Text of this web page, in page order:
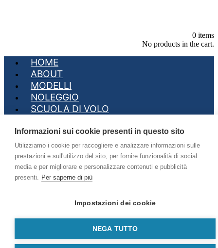
0 items
No products in the cart.
HOME
ABOUT
MODELLI
NOLEGGIO
SCUOLA DI VOLO
SHOP
VIDEO
EVENTO PIPISTREL
CONTACTS
Informazioni sui cookie presenti in questo sito
Utilizziamo i cookie per raccogliere e analizzare informazioni sulle
prestazioni e sull'utilizzo del sito, per fornire funzionalità di social
media e per migliorare e personalizzare contenuti e pubblicità
presenti. Per saperne di più
Impostazioni dei cookie
NEGA TUTTO